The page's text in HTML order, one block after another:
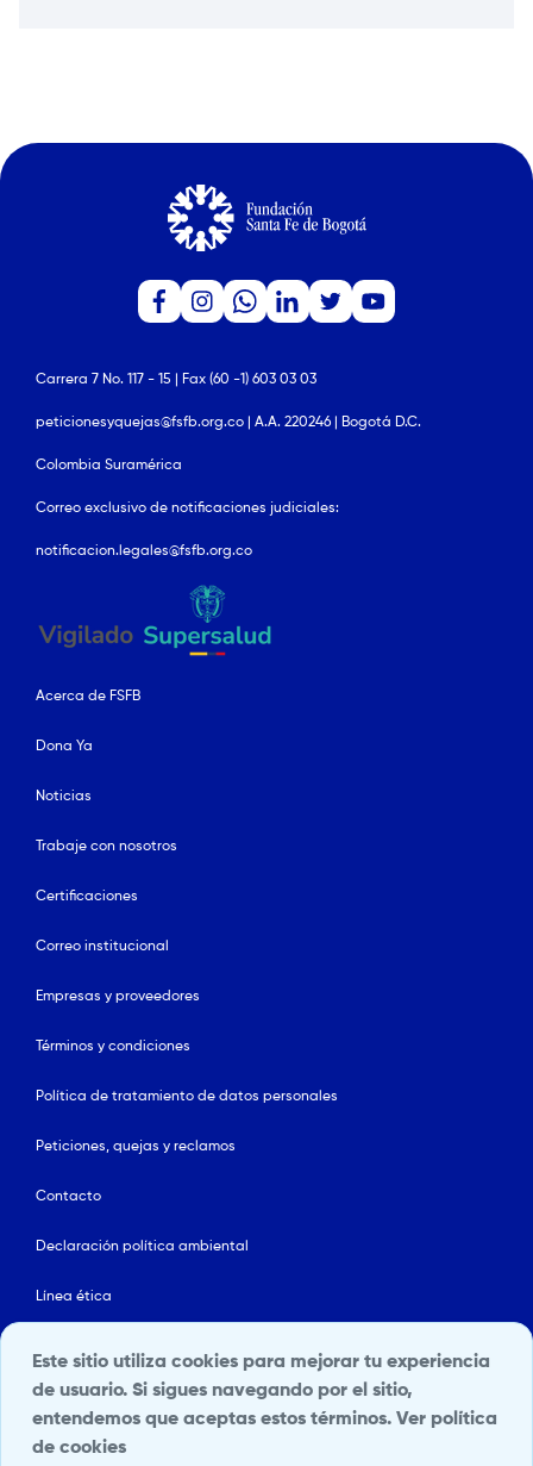
Carrera 7 No. 117 - 15 | Fax (60 -1) 603 03 03
peticionesyquejas@fsfb.org.co | A.A. 220246 | Bogotá D.C.
Colombia Suramérica
Correo exclusivo de notificaciones judiciales:
notificacion.legales@fsfb.org.co
Acerca de FSFB
Dona Ya
Noticias
Trabaje con nosotros
Certificaciones
Correo institucional
Empresas y proveedores
Términos y condiciones
Política de tratamiento de datos personales
Peticiones, quejas y reclamos
Contacto
Declaración política ambiental
Línea ética
Política de Seguridad y Salud en el Trabajo
Portal Terceros
Este sitio utiliza cookies para mejorar tu experiencia
de usuario. Si sigues navegando por el sitio,
entendemos que aceptas estos términos.Ver política
de cookies